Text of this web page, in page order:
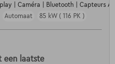
| Caméra | Bluetooth | Capteurs
Automaat 85 kW ( 116 PK )
een laatste